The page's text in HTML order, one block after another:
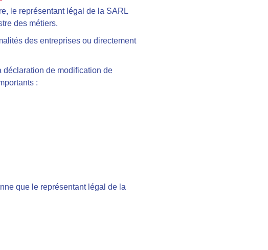
le représentant légal de la SARL
des métiers.
des entreprises ou directement
déclaration de modification de
:
que le représentant légal de la